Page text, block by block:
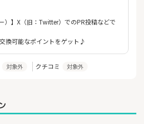
）】X（旧：Twitter）でのPR投稿などで
換可能なポイントをゲット♪
対象外 クチコミ 対象外